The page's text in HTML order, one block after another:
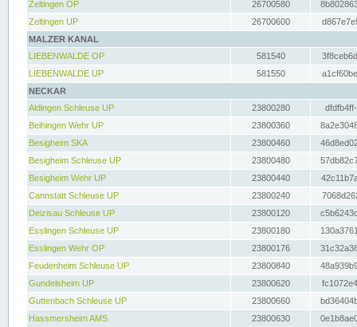
Zeltingen OP
26700580
Zeltingen UP
26700600
MALZER KANAL
LIEBENWALDE OP
581540
LIEBENWALDE UP
581550
NECKAR
Aldingen Schleuse UP
23800280
Beihingen Wehr UP
23800360
Besigheim SKA
23800460
Besigheim Schleuse UP
23800480
Besigheim Wehr UP
23800440
Cannstatt Schleuse UP
23800240
Deizisau Schleuse UP
23800120
Esslingen Schleuse UP
23800180
Esslingen Wehr OP
23800176
Feudenheim Schleuse UP
23800840
Gundelsheim UP
23800620
Guttenbach Schleuse UP
23800660
Hassmersheim AMS
23800630